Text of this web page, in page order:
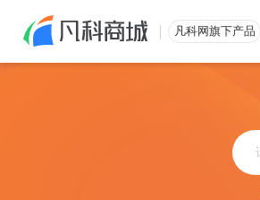
凡科网旗下产品